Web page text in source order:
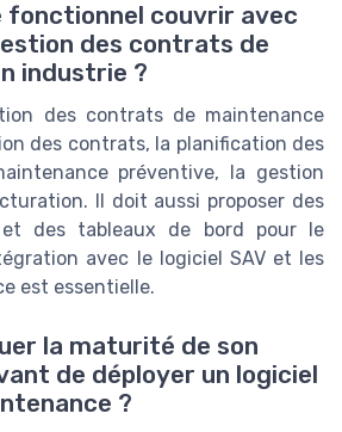
fonctionnel couvrir avec
des contrats de
industrie ?
des contrats de maintenance
des contrats, la planification des
préventive, la gestion
Il doit aussi proposer des
et des tableaux de bord pour le
avec le logiciel SAV et les
est essentielle.
la maturité de son
de déployer un logiciel
?